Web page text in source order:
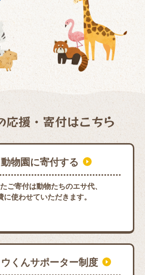
応援・寄付はこちら
物園に寄付する
ご寄付は動物たちのエサ代、
に使わせていただきます。
くんサポーター制度